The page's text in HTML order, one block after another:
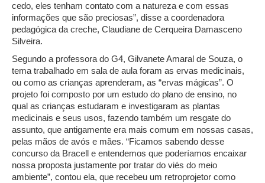
cedo, eles tenham contato com a natureza e com essas
informações que são preciosas”, disse a coordenadora
pedagógica da creche, Claudiane de Cerqueira Damasceno
Silveira.
Segundo a professora do G4, Gilvanete Amaral de Souza, o
tema trabalhado em sala de aula foram as ervas medicinais,
ou como as crianças aprenderam, as “ervas mágicas”. O
projeto foi composto por um estudo do plano de ensino, no
qual as crianças estudaram e investigaram as plantas
medicinais e seus usos, fazendo também um resgate do
assunto, que antigamente era mais comum em nossas casas,
pelas mãos de avós e mães. “Ficamos sabendo desse
concurso da Bracell e entendemos que poderíamos encaixar
nossa proposta justamente por tratar do viés do meio
ambiente”, contou ela, que recebeu um retroprojetor como